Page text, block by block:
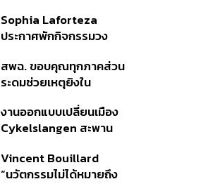
อาวุธปืน-ยาเสพติด
Sophia Laforteza
ประกาศพักกิจกรรมวง
ดูแลสุขภาพจิต
สพฉ. ขอบคุณทุกภาคส่วน
ระดมช่วยเหตุยิงใน
ดูแลสิทธิ UCEP ผู้บาดเจ็บ
งานออกแบบเปลี่ยนเมือง
Cykelslangen สะพาน
โคเปนเฮเกน ทางสัญจร
ของเมืองที่น่าอยู่
Vincent Bouillard
“นวัตกรรมไม่ได้หมายถึง